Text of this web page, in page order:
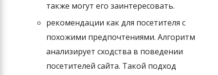
также могут его заинтересовать.
рекомендации как для посетителя с
похожими предпочтениями. Алгоритм
анализирует сходства в поведении
посетителей сайта. Такой подход